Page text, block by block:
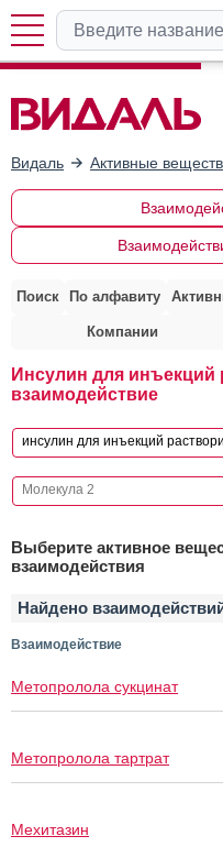
Видаль Активные
Поиск По алфавиту
Компании
Инсулин для
взаимодействие
Выберите активное
взаимодействия
Найдено
Взаимодействие
Метопролола сукцинат
Метопролола тартрат
Мехитазин